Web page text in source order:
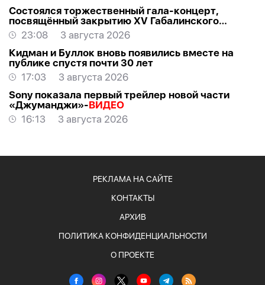
Состоялся торжественный гала-концерт,
посвящённый закрытию XV Габалинского
международного музыкального фестиваля
23:08
3 августа 2026
Кидман и Буллок вновь появились вместе на
публике спустя почти 30 лет
17:03
3 августа 2026
Sony показала первый трейлер новой части
«Джуманджи»-ВИДЕО
16:13
3 августа 2026
РЕКЛАМА НА САЙТЕ
КОНТАКТЫ
АРХИВ
ПОЛИТИКА КОНФИДЕНЦИАЛЬНОСТИ
О ПРОЕКТЕ